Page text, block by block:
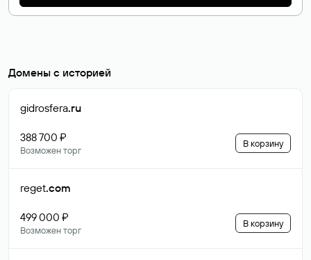
Домены с историей
gidrosfera.ru
388 700 ₽
Возможен торг
В корзину
reget.com
499 000 ₽
Возможен торг
В корзину